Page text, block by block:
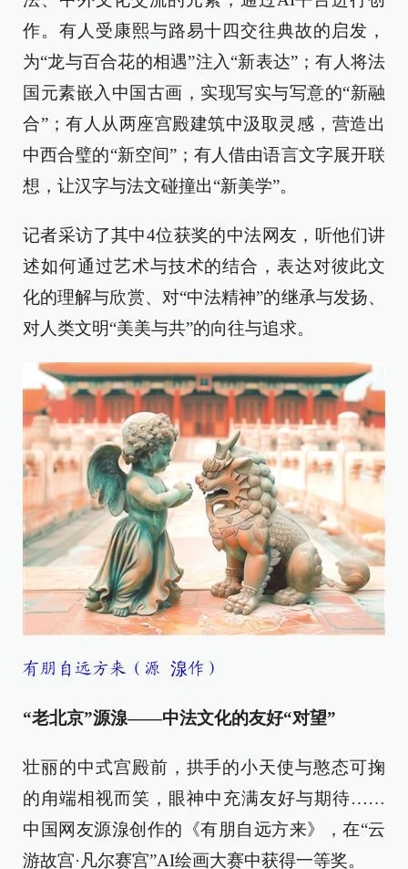
作。有人受康熙与路易十四交往典故的启发，
为“龙与百合花的相遇”注入“新表达”；有人将法
国元素嵌入中国古画，实现写实与写意的“新融
合”；有人从两座宫殿建筑中汲取灵感，营造出
中西合璧的“新空间”；有人借由语言文字展开联
想，让汉字与法文碰撞出“新美学”。
记者采访了其中4位获奖的中法网友，听他们讲
述如何通过艺术与技术的结合，表达对彼此文
化的理解与欣赏、对“中法精神”的继承与发扬、
对人类文明“美美与共”的向往与追求。
有朋自远方来（源 湶作）
“老北京”源湶——中法文化的友好“对望”
壮丽的中式宫殿前，拱手的小天使与憨态可掬
的甪端相视而笑，眼神中充满友好与期待……
中国网友源湶创作的《有朋自远方来》，在“云
游故宫·凡尔赛宫”AI绘画大赛中获得一等奖。